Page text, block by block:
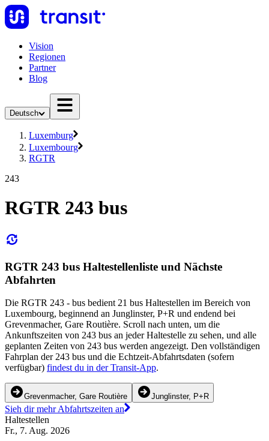
Vision
Regionen
Partner
Blog
Deutsch
Luxemburg
Luxembourg
RGTR
243
RGTR 243 bus
RGTR 243 bus Haltestellenliste und Nächste
Abfahrten
Die RGTR 243 - bus bedient 21 bus Haltestellen im Bereich von
Luxembourg, beginnend an Junglinster, P+R und endend bei
Grevenmacher, Gare Routière. Scroll nach unten, um die
Ankunftszeiten von 243 bus an jeder Haltestelle zu sehen, und alle
geplanten Zeiten von 243 bus werden angezeigt. Den vollständigen
Fahrplan der 243 bus und die Echtzeit-Abfahrtsdaten (sofern
verfügbar) findest du in der Transit-App.
Grevenmacher, Gare Routière Junglinster, P+R
Sieh dir mehr Abfahrtszeiten an
Haltestellen
Fr., 7. Aug. 2026